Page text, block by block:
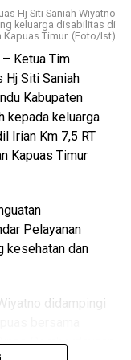
karakter
Pancasila
dan
Yunabut
tindak lanjut
Pancasila
Cara
Pancasila
BPIP Nomor 3
pemusatan
Hj Siti Saniah Wiyatno
keluarga disabilitas di
Kapuas Timur. (Foto/Ist)
– Ketua Tim
Hj Siti Saniah
Kabupaten
kepada keluarga
Irian Km 7,5 RT
Kapuas Timur
Pelayanan
kesehatan dan
didampingi
Pemberdayaan